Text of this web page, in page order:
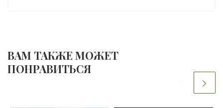
ВАМ ТАКЖЕ МОЖЕТ
ПОНРАВИТЬСЯ